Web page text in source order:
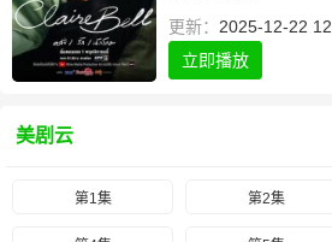
更新： 2025-12-22
立即播放
美剧云
第1集 第2集